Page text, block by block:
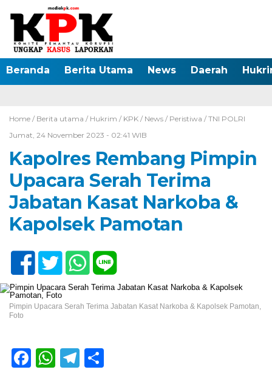
Beranda Berita Utama News Daerah
Home / Berita utama / Hukrim / KPK / News / Peristiwa / TNI POLRI
Jumat, 24 November 2023 - 02:41 WIB
Kapolres Rembang Pimpin
Upacara Serah Terima
Jabatan Kasat Narkoba &
Kapolsek Pamotan
Pimpin Upacara Serah Terima Jabatan Kasat Narkoba & Kapolsek Pamotan,
Foto
Facebook
WhatsApp
Telegram